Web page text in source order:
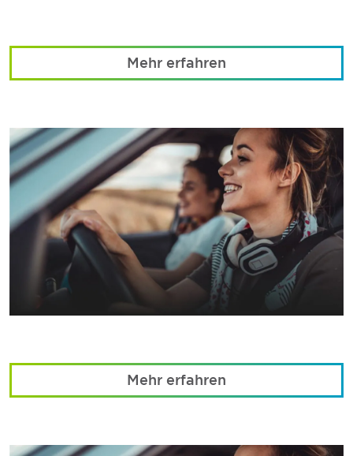
Mehr erfahren
Mehr erfahren